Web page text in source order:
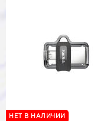
НЕТ В НАЛИЧИИ